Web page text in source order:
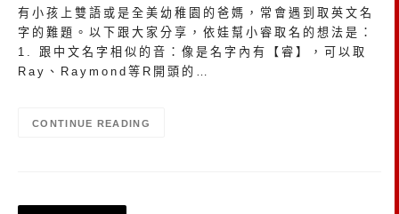
有小孩上雙語或是全美幼稚園的爸媽，常會遇到取英文名
字的難題。以下跟大家分享，依娃幫小睿取名的想法是：
1. 跟中文名字相似的音：像是名字內有【睿】，可以取
Ray、Raymond等R開頭的…
CONTINUE READING